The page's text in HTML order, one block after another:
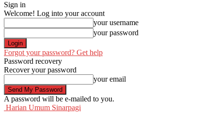
Sign in
Welcome! Log into your account
your username
your password
Forgot your password? Get help
Password recovery
Recover your password
your email
A password will be e-mailed to you.
Harian Umum Sinarpagi